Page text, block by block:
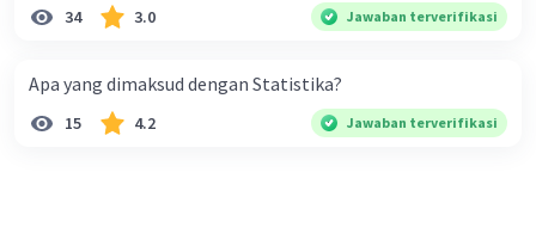
34 3.0 Jawaban terverifikasi
Apa yang dimaksud dengan Statistika?
15 4.2 Jawaban terverifikasi